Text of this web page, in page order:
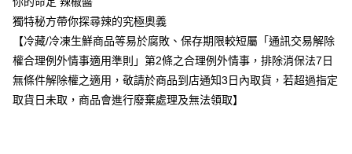
獨特秘方帶你探尋辣的究極奧義
【冷藏/冷凍生鮮商品等易於腐敗、保存期限較短屬「通訊交易解除
權合理例外情事適用準則」第2條之合理例外情事，排除消保法7日
無條件解除權之適用，敬請於商品到店通知3日內取貨，若超過指定
取貨日未取，商品會進行廢棄處理及無法領取】